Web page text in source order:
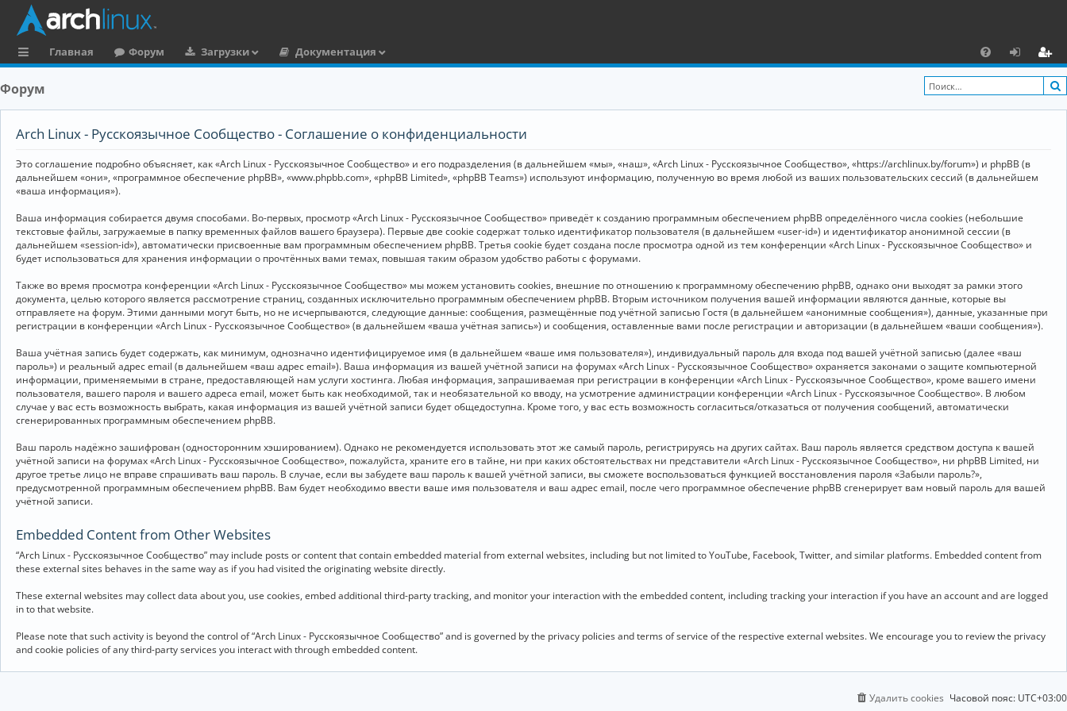
ы
и
Главная Форум Загрузки
Документация
F
A
х
о
ег
и
Форум
Arch Linux - Русскоязычное Сообщество - Соглашение о конфиденциальности
Это соглашение подробно объясняет, как «Arch Linux - Русскоязычное Сообщество» и его подразделения (в дальнейшем «мы», «наш», «Arch Linux - Русскоязычное Сообщество», «https://archlinux.by/forum») и phpBB (в
дальнейшем «они», «программное обеспечение phpBB», «www.phpbb.com», «phpBB Limited», «phpBB Teams») используют информацию, полученную во время любой из ваших пользовательских сессий (в дальнейшем
«ваша информация»).
Ваша информация собирается двумя способами. Во-первых, просмотр «Arch Linux - Русскоязычное Сообщество» приведёт к созданию программным обеспечением phpBB определённого числа cookies (небольшие
текстовые файлы, загружаемые в папку временных файлов вашего браузера). Первые две cookie содержат только идентификатор пользователя (в дальнейшем «user-id») и идентификатор анонимной сессии (в
дальнейшем «session-id»), автоматически присвоенные вам программным обеспечением phpBB. Третья cookie будет создана после просмотра одной из тем конференции «Arch Linux - Русскоязычное Сообщество» и
будет использоваться для хранения информации о прочтённых вами темах, повышая таким образом удобство работы с форумами.
Также во время просмотра конференции «Arch Linux - Русскоязычное Сообщество» мы можем установить cookies, внешние по отношению к программному обеспечению phpBB, однако они выходят за рамки этого
документа, целью которого является рассмотрение страниц, созданных исключительно программным обеспечением phpBB. Вторым источником получения вашей информации являются данные, которые вы
отправляете на форум. Этими данными могут быть, но не исчерпываются, следующие данные: сообщения, размещённые под учётной записью Гостя (в дальнейшем «анонимные сообщения»), данные, указанные при
регистрации в конференции «Arch Linux - Русскоязычное Сообщество» (в дальнейшем «ваша учётная запись») и сообщения, оставленные вами после регистрации и авторизации (в дальнейшем «ваши сообщения»).
Ваша учётная запись будет содержать, как минимум, однозначно идентифицируемое имя (в дальнейшем «ваше имя пользователя»), индивидуальный пароль для входа под вашей учётной записью (далее «ваш
пароль») и реальный адрес email (в дальнейшем «ваш адрес email»). Ваша информация из вашей учётной записи на форумах «Arch Linux - Русскоязычное Сообщество» охраняется законами о защите компьютерной
информации, применяемыми в стране, предоставляющей нам услуги хостинга. Любая информация, запрашиваемая при регистрации в конференции «Arch Linux - Русскоязычное Сообщество», кроме вашего имени
пользователя, вашего пароля и вашего адреса email, может быть как необходимой, так и необязательной ко вводу, на усмотрение администрации конференции «Arch Linux - Русскоязычное Сообщество». В любом
случае у вас есть возможность выбрать, какая информация из вашей учётной записи будет общедоступна. Кроме того, у вас есть возможность согласиться/отказаться от получения сообщений, автоматически
сгенерированных программным обеспечением phpBB.
Ваш пароль надёжно зашифрован (односторонним хэшированием). Однако не рекомендуется использовать этот же самый пароль, регистрируясь на других сайтах. Ваш пароль является средством доступа к вашей
учётной записи на форумах «Arch Linux - Русскоязычное Сообщество», пожалуйста, храните его в тайне, ни при каких обстоятельствах ни представители «Arch Linux - Русскоязычное Сообщество», ни phpBB Limited, ни
другое третье лицо не вправе спрашивать ваш пароль. В случае, если вы забудете ваш пароль к вашей учётной записи, вы сможете воспользоваться функцией восстановления пароля «Забыли пароль?»,
предусмотренной программным обеспечением phpBB. Вам будет необходимо ввести ваше имя пользователя и ваш адрес email, после чего программное обеспечение phpBB сгенерирует вам новый пароль для вашей
учётной записи.
Embedded Content from Other Websites
“Arch Linux - Русскоязычное Сообщество” may include posts or content that contain embedded material from external websites, including but not limited to YouTube, Facebook, Twitter, and similar platforms. Embedded content from
these external sites behaves in the same way as if you had visited the originating website directly.
These external websites may collect data about you, use cookies, embed additional third-party tracking, and monitor your interaction with the embedded content, including tracking your interaction if you have an account and are logged
in to that website.
Please note that such activity is beyond the control of “Arch Linux - Русскоязычное Сообщество” and is governed by the privacy policies and terms of service of the respective external websites. We encourage you to review the privacy
and cookie policies of any third-party services you interact with through embedded content.
Часовой пояс: UTC+03:00
Удалить cookies